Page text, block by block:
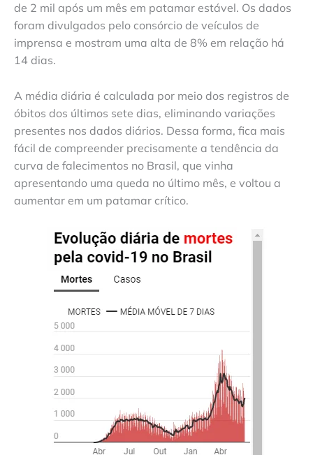
de 2 mil após um mês em patamar estável. Os dados
foram divulgados pelo consórcio de veículos de
imprensa e mostram uma alta de 8% em relação há
14 dias.
A média diária é calculada por meio dos registros de
óbitos dos últimos sete dias, eliminando variações
presentes nos dados diários. Dessa forma, fica mais
fácil de compreender precisamente a tendência da
curva de falecimentos no Brasil, que vinha
apresentando uma queda no último mês, e voltou a
aumentar em um patamar crítico.